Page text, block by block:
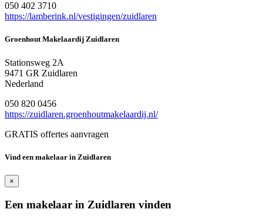
050 402 3710
https://lamberink.nl/vestigingen/zuidlaren
Groenhout Makelaardij Zuidlaren
Stationsweg 2A
9471 GR Zuidlaren
Nederland
050 820 0456
https://zuidlaren.groenhoutmakelaardij.nl/
GRATIS offertes aanvragen
Vind een makelaar in Zuidlaren
×
Een makelaar in Zuidlaren vinden